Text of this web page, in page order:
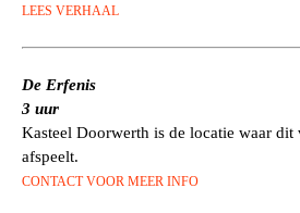
LEES VERHAAL
De Erfenis
3 uur
Kasteel Doorwerth is de locatie waar dit
afspeelt.
CONTACT VOOR MEER INFO